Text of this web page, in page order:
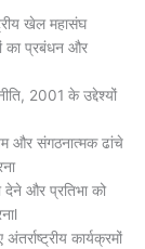
खेल महासंघ
का प्रबंधन और
2001 के उद्देश्यों
और संगठनात्मक ढांचे
देने और प्रतिभा को
कार्यक्रमों